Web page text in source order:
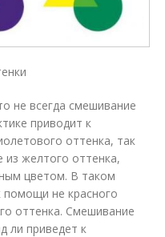
не всегда смешивание
приводит к
оттенка, так
из желтого оттенка,
цветом. В таком
помощи не красного
оттенка. Смешивание
ли приведет к